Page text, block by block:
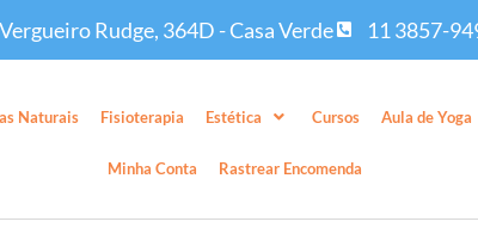
Rudge, 364D - Casa Verde 11 3857-
Naturais Fisioterapia Estética Cursos Aula de Yoga
Minha Conta Rastrear Encomenda